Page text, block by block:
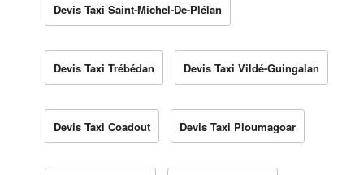
Devis Taxi Saint-Michel-De-Plélan
Devis Taxi Trébédan Devis Taxi Vildé-Guingalan
Devis Taxi Coadout Devis Taxi Ploumagoar